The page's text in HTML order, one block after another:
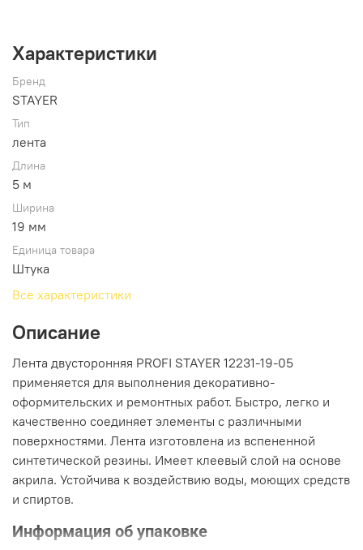
Характеристики
Бренд
STAYER
Тип
лента
Длина
5 м
Ширина
19 мм
Единица товара
Штука
Все характеристики
Описание
Лента двусторонняя PROFI STAYER 12231-19-05
применяется для выполнения декоративно-
оформительских и ремонтных работ. Быстро, легко и
качественно соединяет элементы с различными
поверхностями. Лента изготовлена из вспененной
синтетической резины. Имеет клеевый слой на основе
акрила. Устойчива к воздействию воды, моющих средств
и спиртов.
Информация об упаковке